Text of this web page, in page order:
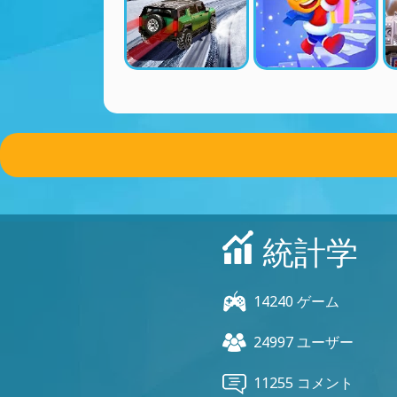
統計学
14240 ゲーム
24997 ユーザー
11255 コメント